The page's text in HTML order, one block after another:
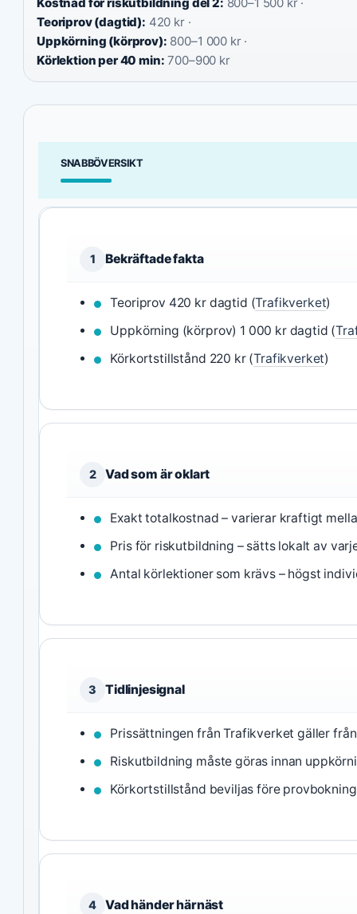
Teoriprov (dagtid): 420 kr ·
Uppkörning (körprov): 800–1 000 kr ·
Körlektion per 40 min: 700–900 kr
SNABBÖVERSIKT
1 Bekräftade fakta
Teoriprov 420 kr dagtid (Trafikverket)
Uppkörning (körprov) 1 000 kr dagtid (
Körkortstillstånd 220 kr (Trafikverket)
2 Vad som är oklart
Exakt totalkostnad – varierar kraftigt
Pris för riskutbildning – sätts lokalt av
Antal körlektioner som krävs – högst
3 Tidlinjesignal
Prissättningen från Trafikverket gäller
Riskutbildning måste göras innan
Körkortstillstånd beviljas före provbokning
4 Vad händer härnäst